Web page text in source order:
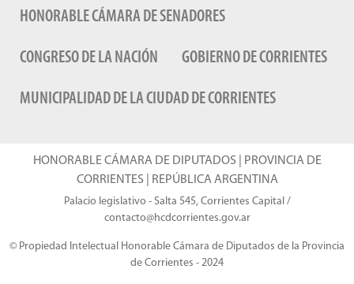
HONORABLE CÁMARA DE SENADORES
CONGRESO DE LA NACIÓN GOBIERNO DE CORRIENTES
MUNICIPALIDAD DE LA CIUDAD DE CORRIENTES
HONORABLE CÁMARA DE DIPUTADOS | PROVINCIA DE
CORRIENTES | REPÚBLICA ARGENTINA
Palacio legislativo - Salta 545, Corrientes Capital /
contacto@hcdcorrientes.gov.ar
© Propiedad Intelectual Honorable Cámara de Diputados de la Provincia
de Corrientes - 2024